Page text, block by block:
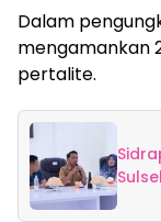
Dalam
mengamankan
pertalite.